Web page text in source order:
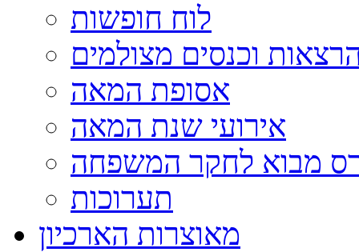
לוח חופשות
וכנסים מצולמים
אסופת המאה
אירועי שנת המאה
מבוא לחקר המשפחה
תערוכות
מאוצרות הארכיון